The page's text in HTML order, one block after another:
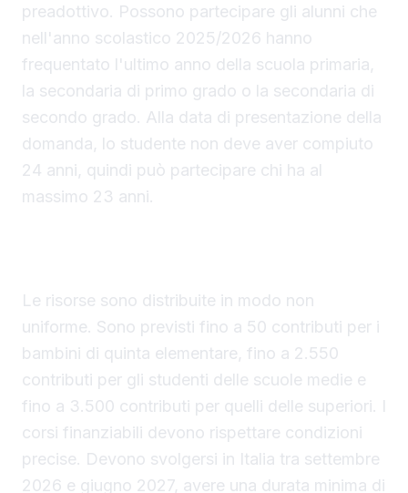
preadottivo. Possono partecipare gli alunni che
nell'anno scolastico 2025/2026 hanno
frequentato l'ultimo anno della scuola primaria,
la secondaria di primo grado o la secondaria di
secondo grado. Alla data di presentazione della
domanda, lo studente non deve aver compiuto
24 anni, quindi può partecipare chi ha al
massimo 23 anni.
Le risorse sono distribuite in modo non
uniforme. Sono previsti fino a 50 contributi per i
bambini di quinta elementare, fino a 2.550
contributi per gli studenti delle scuole medie e
fino a 3.500 contributi per quelli delle superiori. I
corsi finanziabili devono rispettare condizioni
precise. Devono svolgersi in Italia tra settembre
2026 e giugno 2027, avere una durata minima di